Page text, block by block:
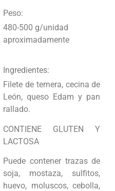
Peso:
480-500 g/unidad
aproximadamente
Ingredientes:
Filete de ternera, cecina de
León, queso Edam y pan
rallado.
CONTIENE GLUTEN Y
LACTOSA
Puede contener trazas de
soja, mostaza, sulfitos,
huevo, moluscos, cebolla,